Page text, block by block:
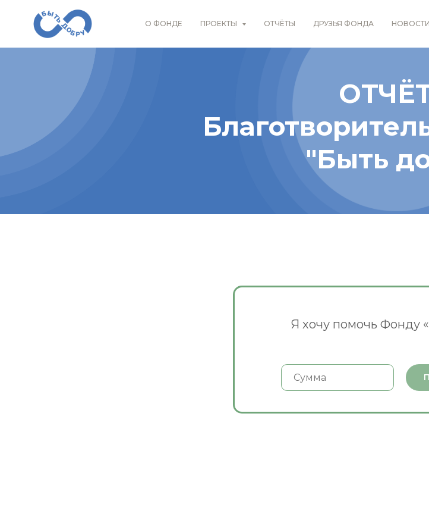
О ФОНДЕ ПРОЕКТЫ ОТЧЁТЫ ДРУЗЬЯ ФОНДА НОВОСТИ
"Быть
Я хочу помочь Фонду